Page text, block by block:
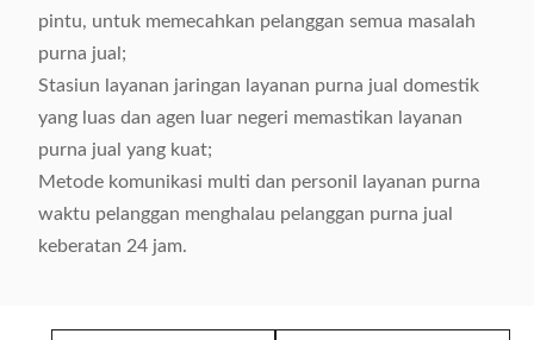
pintu, untuk memecahkan pelanggan semua masalah
purna jual;
Stasiun layanan jaringan layanan purna jual domestik
yang luas dan agen luar negeri memastikan layanan
purna jual yang kuat;
Metode komunikasi multi dan personil layanan purna
waktu pelanggan menghalau pelanggan purna jual
keberatan 24 jam.